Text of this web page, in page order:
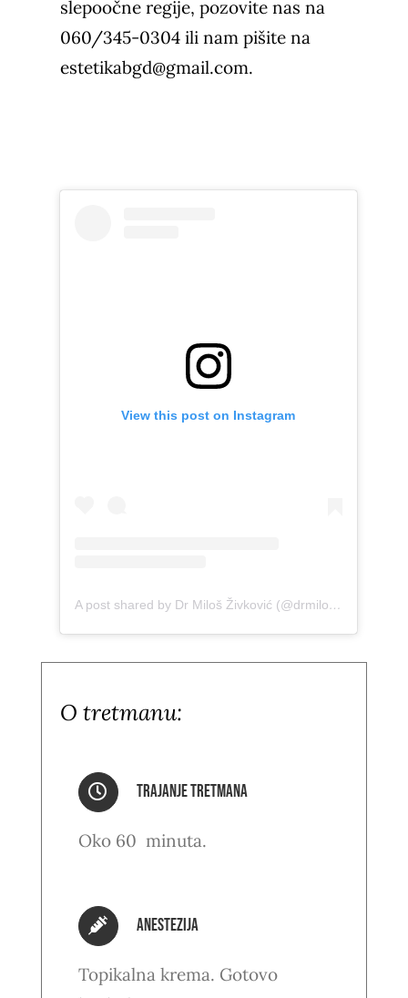
slepoočne regije, pozovite nas na
060/345-0304ili nam pišite na
estetikabgd@gmail.com.
View this post on Instagram
A post shared by Dr Miloš Živković (@drmiloszivkovic)
O tretmanu:
Trajanje tretmana
Oko 60 minuta.
anestezija
Topikalna krema. Gotovo